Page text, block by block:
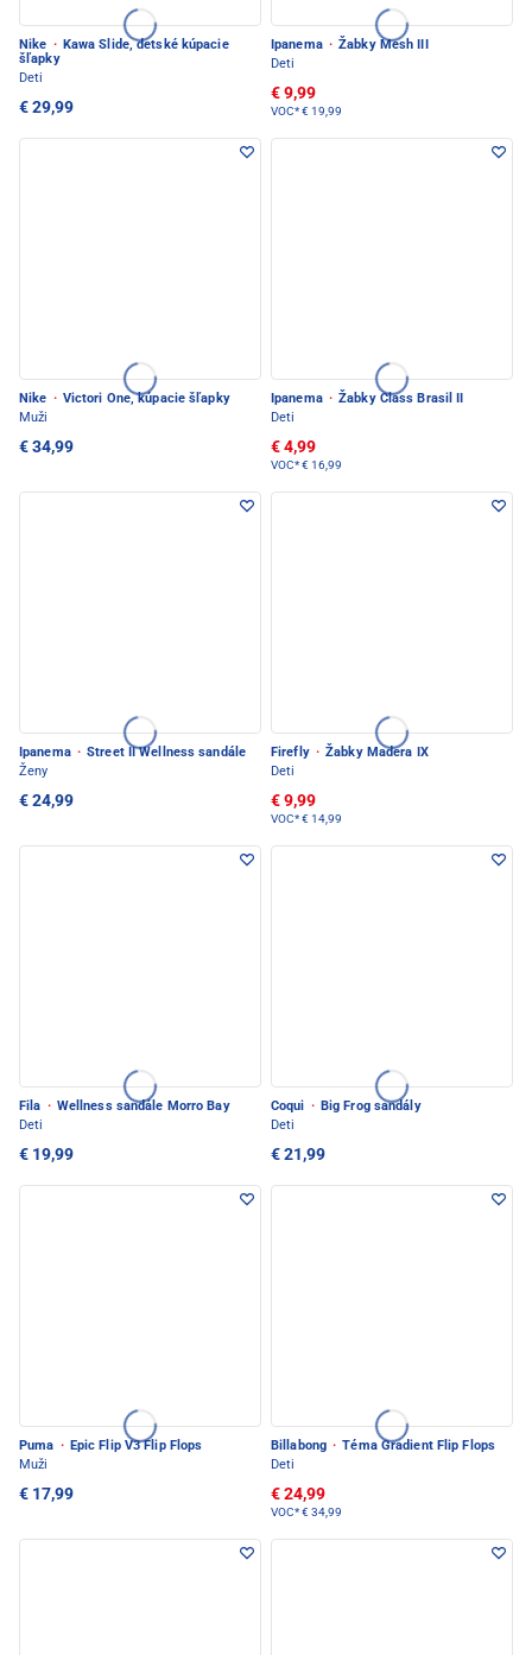
Nike · Kawa Slide, detské kúpacie
šľapky
Deti
€ 29,99
Ipanema · Žabky Mesh III
Deti
€ 9,99
VOC*€ 19,99
Nike · Victori One, kúpacie šľapky
Muži
€ 34,99
Ipanema · Žabky Class Brasil II
Deti
€ 4,99
VOC*€ 16,99
Ipanema · Street II Wellness sandále
Ženy
€ 24,99
Firefly · Žabky Madera IX
Deti
€ 9,99
VOC*€ 14,99
Fila · Wellness sandále Morro Bay
Deti
€ 19,99
Coqui · Big Frog sandály
Deti
€ 21,99
Puma · Epic Flip V3 Flip Flops
Muži
€ 17,99
Billabong · Téma Gradient Flip Flops
Deti
€ 24,99
VOC*€ 34,99